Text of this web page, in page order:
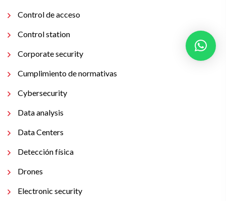
Control de acceso
Control station
Corporate security
Cumplimiento de normativas
Cybersecurity
Data analysis
Data Centers
Detección física
Drones
Electronic security